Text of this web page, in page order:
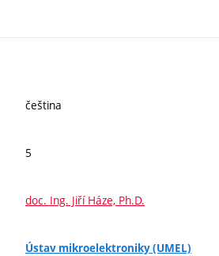
čeština
5
doc. Ing. Jiří Háze, Ph.D.
Ústav mikroelektroniky (UMEL)